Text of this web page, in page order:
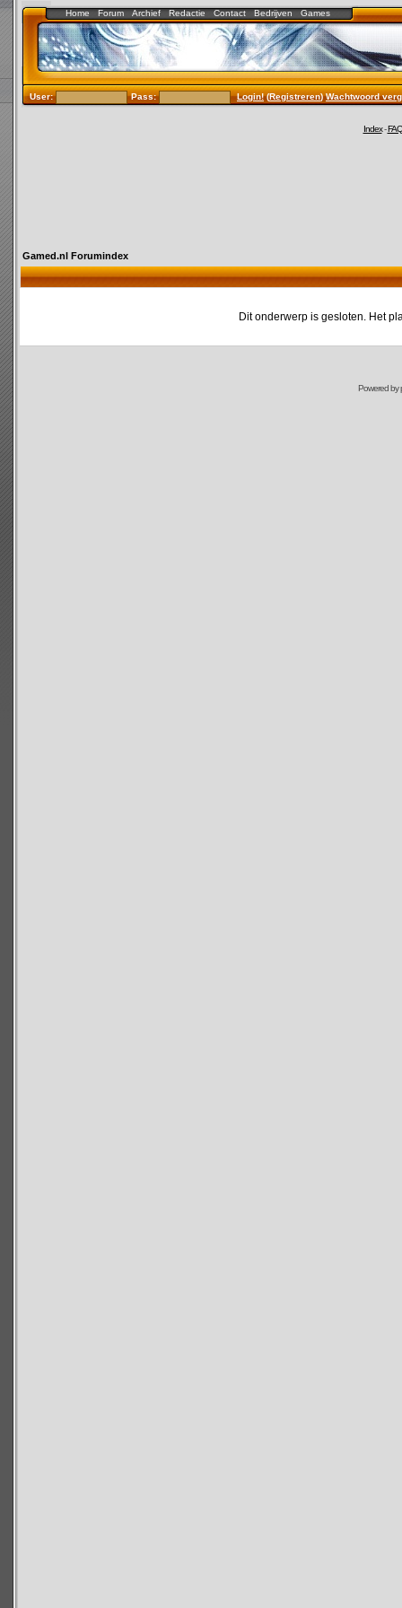
Home Forum Archief Redactie Contact Bedrijven Games
User: Pass: Login!(Registreren)Wachtwoord
Index-FAQ
Gamed.nl Forumindex
Dit onderwerp is gesloten. Het
Powered by